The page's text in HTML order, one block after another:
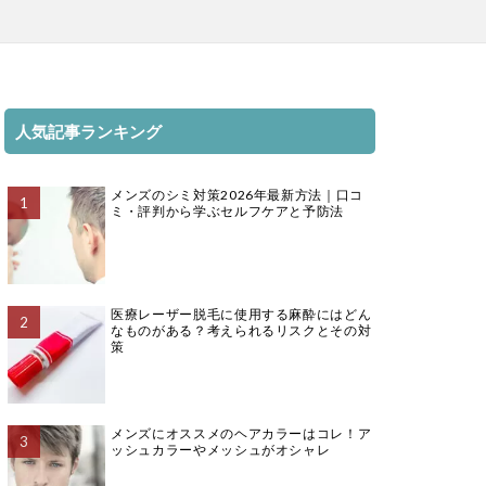
人気記事ランキング
メンズのシミ対策2026年最新方法｜口コ
ミ・評判から学ぶセルフケアと予防法
医療レーザー脱毛に使用する麻酔にはどん
なものがある？考えられるリスクとその対
策
メンズにオススメのヘアカラーはコレ！ア
ッシュカラーやメッシュがオシャレ